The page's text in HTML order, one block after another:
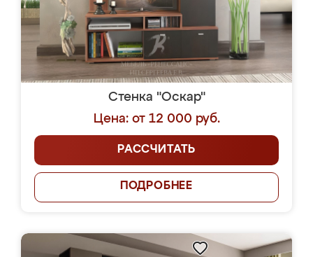
Стенка "Оскар"
Цена: от 12 000 руб.
РАССЧИТАТЬ
ПОДРОБНЕЕ